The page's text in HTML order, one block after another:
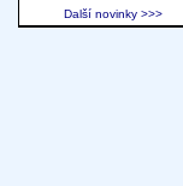
Další novinky >>>